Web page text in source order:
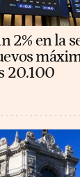
2% en la
20.100